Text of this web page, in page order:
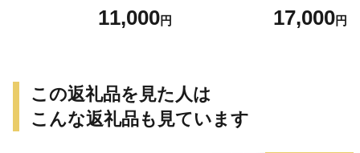
11,000円
産 お土産 土産 丹波大納言小
豆 抹茶 林檎 りんご 慶事 お
17,000円
この返礼品を見た人は
こんな返礼品も見ています